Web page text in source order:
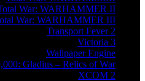
War: WARHAMMER II
War: WARHAMMER III
Transport Fever 2
Victoria 3
Wallpaper Engine
Gladius – Relics of War
XCOM 2